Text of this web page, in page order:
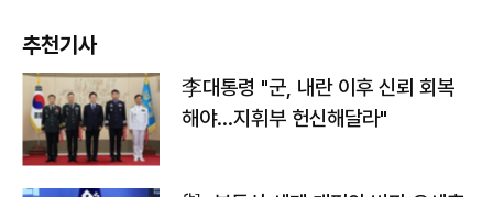
추천기사
李대통령 "군, 내란 이후 신뢰 회복
해야…지휘부 헌신해달라"